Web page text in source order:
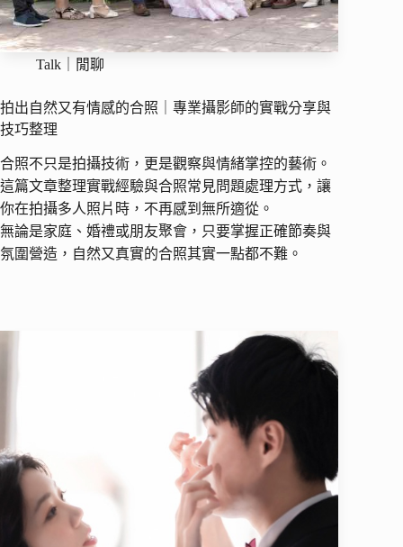
Talk｜閒聊
拍出自然又有情感的合照｜專業攝影師的實戰分享與
技巧整理
合照不只是拍攝技術，更是觀察與情緒掌控的藝術。
這篇文章整理實戰經驗與合照常見問題處理方式，讓
你在拍攝多人照片時，不再感到無所適從。
無論是家庭、婚禮或朋友聚會，只要掌握正確節奏與
氛圍營造，自然又真實的合照其實一點都不難。